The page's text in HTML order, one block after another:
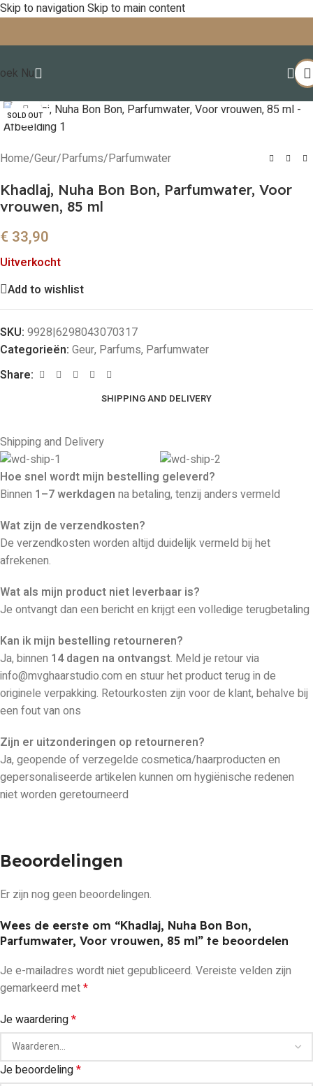
Skip to navigationSkip to main content
Nu
SOLD OUTClick to enlarge
Home/Geur/Parfums/Parfumwater
Khadlaj, Nuha Bon Bon, Parfumwater, Voor
vrouwen, 85 ml
€ 33,90
Uitverkocht
Add to wishlist
SKU: 9928|6298043070317
Categorieën: Geur, Parfums, Parfumwater
Share:
SHIPPING AND DELIVERY
Shipping and Delivery
Hoe snel wordt mijn bestelling geleverd?
Binnen 1–7 werkdagen na betaling, tenzij anders vermeld
Wat zijn de verzendkosten?
De verzendkosten worden altijd duidelijk vermeld bij het
afrekenen.
Wat als mijn product niet leverbaar is?
Je ontvangt dan een bericht en krijgt een volledige terugbetaling
Kan ik mijn bestelling retourneren?
Ja, binnen 14 dagen na ontvangst. Meld je retour via
info@mvghaarstudio.com en stuur het product terug in de
originele verpakking. Retourkosten zijn voor de klant, behalve bij
een fout van ons
Zijn er uitzonderingen op retourneren?
Ja, geopende of verzegelde cosmetica/haarproducten en
gepersonaliseerde artikelen kunnen om hygiënische redenen
niet worden geretourneerd
Beoordelingen
Er zijn nog geen beoordelingen.
Wees de eerste om “Khadlaj, Nuha Bon Bon,
Parfumwater, Voor vrouwen, 85 ml” te beoordelen
Je e-mailadres wordt niet gepubliceerd. Vereiste velden zijn
gemarkeerd met*
Je waardering*
Je beoordeling*